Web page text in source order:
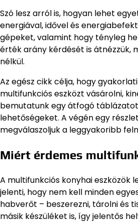
Szó lesz arról is, hogyan lehet
energiával, idővel és
gépeket, valamint hogy tényleg
érték arány kérdését is átnézzük,
nélkül.
Az egész cikk célja, hogy
multifunkciós eszközt vásárolni,
bemutatunk egy átfogó
lehetőségeket. A végén egy
megválaszoljuk a leggyakoribb
Miért érdemes
A multifunkciós konyhai eszközök
jelenti, hogy nem kell minden
habverőt – beszerezni, tárolni és
másik készüléket is, így jelentős